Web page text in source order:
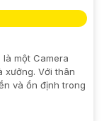
là một Camera
xưởng. Với thân
và ổn định trong